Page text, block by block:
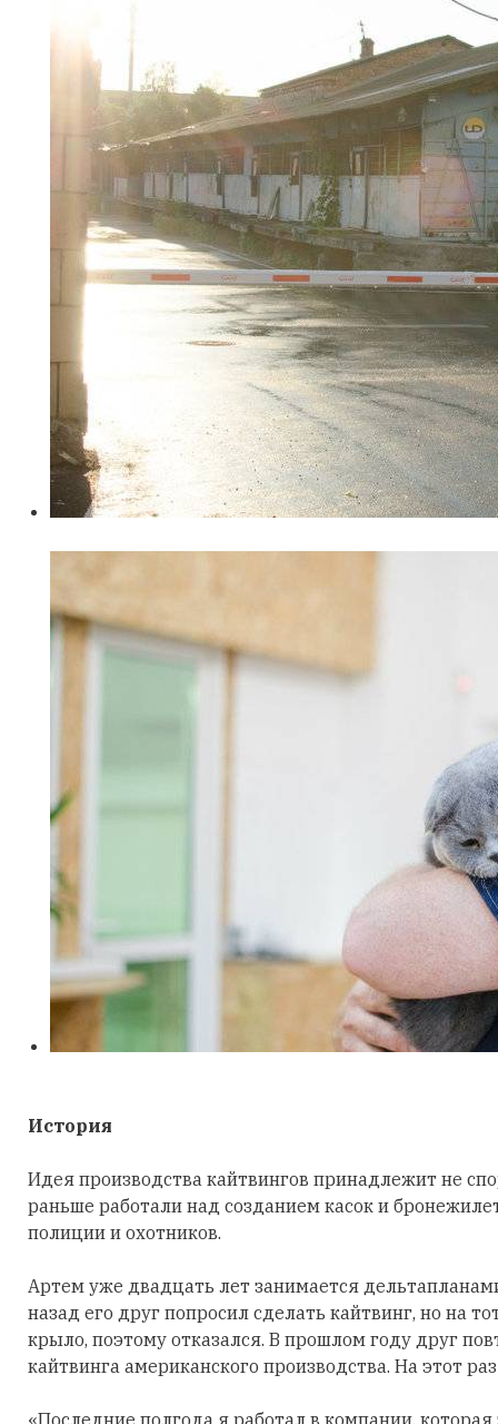
История
Идея производства кайтвингов принадлежит не
раньше работали над созданием касок и
полиции и охотников.
Артем уже двадцать лет занимается
назад его друг попросил сделать кайтвинг, но на
крыло, поэтому отказался. В прошлом году друг
кайтвинга американского производства. На этот